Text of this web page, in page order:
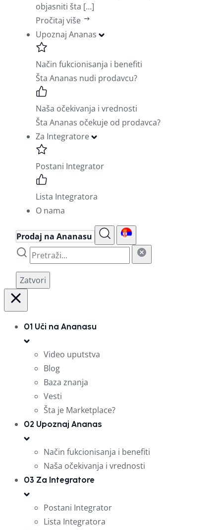
objasniti šta […]
Pročitaj više
Upoznaj Ananas
Način fukcionisanja i benefiti
Šta Ananas nudi prodavcu?
Naša očekivanja i vrednosti
Šta Ananas očekuje od prodavca?
Za Integratore
Postani Integrator
Lista Integratora
O nama
Prodaj na Ananasu
Zatvori
01 Uči na Ananasu
Video uputstva
Blog
Baza znanja
Vesti
Šta je Marketplace?
02 Upoznaj Ananas
Način fukcionisanja i benefiti
Naša očekivanja i vrednosti
03 Za Integratore
Postani Integrator
Lista Integratora